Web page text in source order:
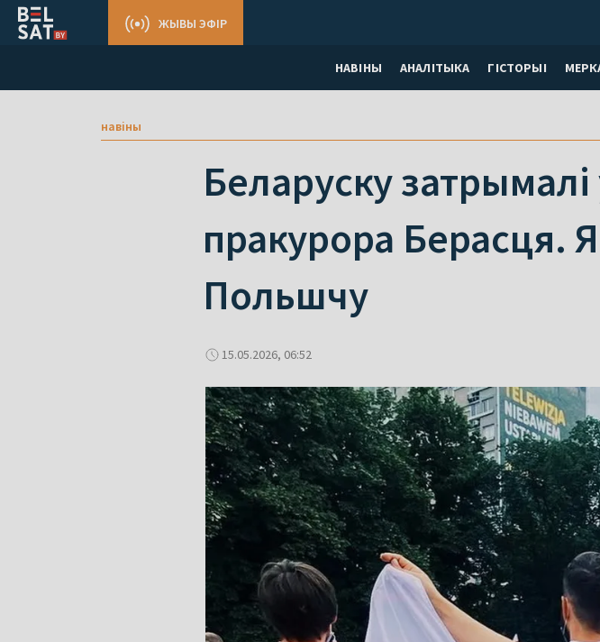
НАВІНЫ АНАЛІТЫКА ГІСТОРЫІ
ЖЫВЫ ЭФІР
навіны
Беларуску затрымалі
пракурора Берасця.
Польшчу
15.05.2026, 06:52